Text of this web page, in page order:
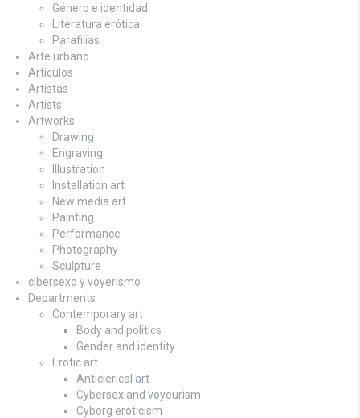
Género e identidad
Literatura erótica
Parafilias
Arte urbano
Artículos
Artistas
Artists
Artworks
Drawing
Engraving
Illustration
Installation art
New media art
Painting
Performance
Photography
Sculpture
cibersexo y voyerismo
Departments
Contemporary art
Body and politics
Gender and identity
Erotic art
Anticlerical art
Cybersex and voyeurism
Cyborg eroticism